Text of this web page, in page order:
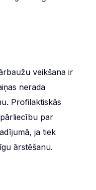
veikšana ir
nerada
Profilaktiskās
par
ja tiek
ārstēšanu.